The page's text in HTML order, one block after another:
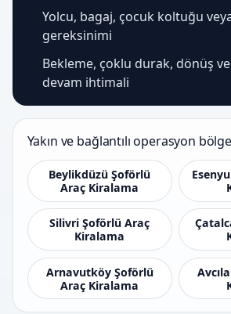
Yolcu, bagaj, çocuk koltuğu
gereksinimi
Bekleme, çoklu durak, dönüş ve
devam ihtimali
Yakın ve bağlantılı operasyon
Beylikdüzü Şoförlü
Araç Kiralama
Silivri Şoförlü Araç
Kiralama
Arnavutköy Şoförlü
Araç Kiralama